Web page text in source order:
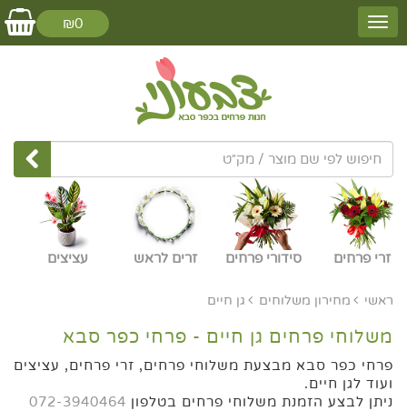
₪0
זרי פרחים סידורי פרחים זרים לראש עציצים
ראשי מחירון משלוחים גן חיים
משלוחי פרחים גן חיים - פרחי כפר סבא
פרחי כפר סבא מבצעת משלוחי פרחים, זרי פרחים, עציצים
ועוד לגן חיים.
ניתן לבצע הזמנת משלוחי פרחים בטלפון 072-3940464